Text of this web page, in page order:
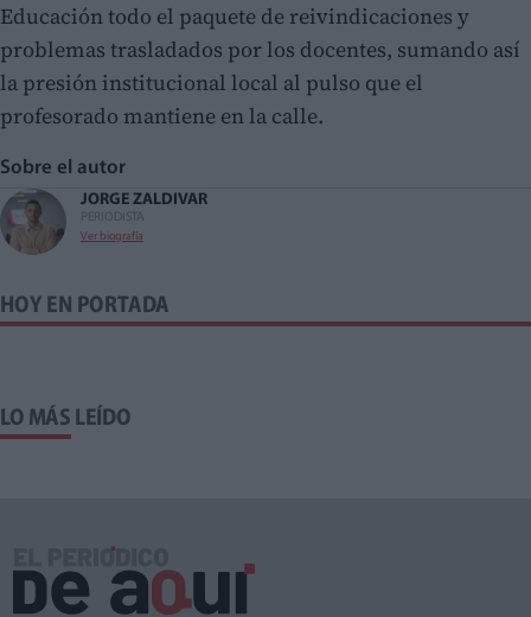
Educación todo el paquete de reivindicaciones y
problemas trasladados por los docentes, sumando así
la presión institucional local al pulso que el
profesorado mantiene en la calle.
Sobre el autor
JORGE ZALDIVAR
PERIODISTA
Ver biografía
HOY EN PORTADA
LO MÁS LEÍDO